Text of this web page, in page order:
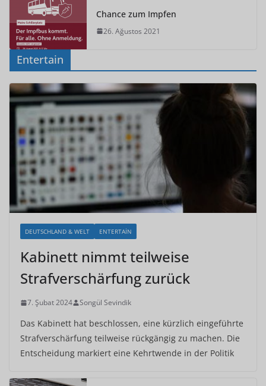
Chance zum Impfen
26. Ağustos 2021
Entertain
DEUTSCHLAND & WELT ENTERTAIN
Kabinett nimmt teilweise
Strafverschärfung zurück
7. Şubat 2024 Songül Sevindik
Das Kabinett hat beschlossen, eine kürzlich eingeführte
Strafverschärfung teilweise rückgängig zu machen. Die
Entscheidung markiert eine Kehrtwende in der Politik